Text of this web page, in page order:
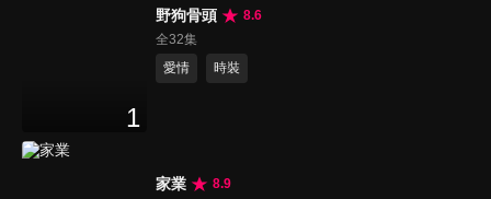
1
野狗骨頭
8.6
全32集
愛情
時裝
家業
8.9